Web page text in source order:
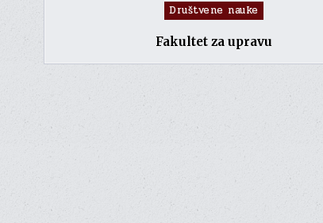
Posted
in
Društvene nauke
Fakultet za upravu